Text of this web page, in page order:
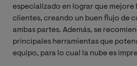
especializado en lograr que
clientes, creando un buen flujo de
ambas partes. Además, se
principales herramientas que
equipo, para lo cual la nube es